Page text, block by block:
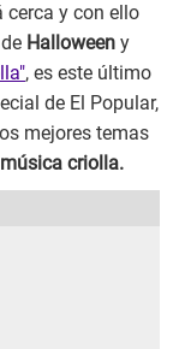
cerca y con ello
Halloween y
, es este último
de El Popular,
mejores temas
música criolla.